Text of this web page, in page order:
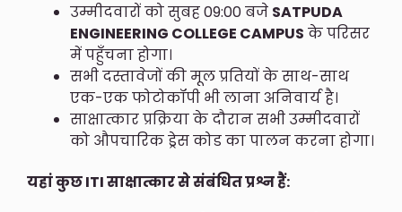
उम्मीदवारों को सुबह 09:00 बजे SATPUDA
ENGINEERING COLLEGE CAMPUS के परिसर
में पहुँचना होगा।
सभी दस्तावेजों की मूल प्रतियों के साथ-साथ
एक-एक फोटोकॉपी भी लाना अनिवार्य है।
साक्षात्कार प्रक्रिया के दौरान सभी उम्मीदवारों
को औपचारिक ड्रेस कोड का पालन करना होगा।
यहां कुछ ITI साक्षात्कार से संबंधित प्रश्न हैं: